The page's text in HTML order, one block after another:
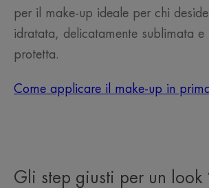
per il make-up ideale per chi
idratata, delicatamente sublimata e
protetta.
Come applicare il make-up in
Gli step giusti per un look